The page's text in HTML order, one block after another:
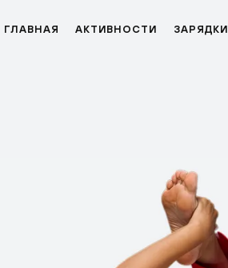
ГЛАВНАЯ АКТИВНОСТИ ЗАРЯДКИ